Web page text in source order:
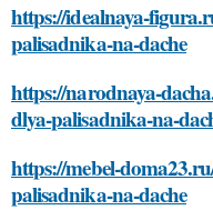
https://idealnaya-
palisadnika-na-dache
https://narodnaya-
dlya-palisadnika-na-
https://mebel-
palisadnika-na-dache